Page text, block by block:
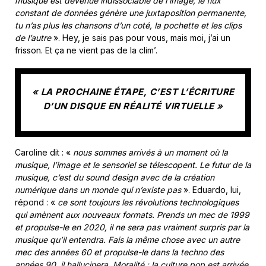
constant de données génère une juxtaposition permanente,
tu n’as plus les chansons d’un coté, la pochette et les clips
de l’autre». Hey, je sais pas pour vous, mais moi, j’ai un
frisson. Et ça ne vient pas de la clim’.
« LA PROCHAINE ÉTAPE, C’EST L’ÉCRITURE
D’UN DISQUE EN RÉALITÉ VIRTUELLE »
Caroline dit : « nous sommes arrivés à un moment où la
musique, l’image et le sensoriel se télescopent. Le futur de la
musique, c’est du sound design avec de la création
numérique dans un monde qui n’existe pas». Eduardo, lui,
répond : « ce sont toujours les révolutions technologiques
qui amènent aux nouveaux formats. Prends un mec de 1999
et propulse-le en 2020, il ne sera pas vraiment surpris par la
musique qu’il entendra. Fais la même chose avec un autre
mec des années 60 et propulse-le dans la techno des